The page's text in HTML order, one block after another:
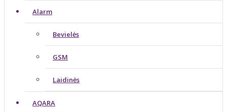
Alarm
Bevielės
GSM
Laidinės
AQARA